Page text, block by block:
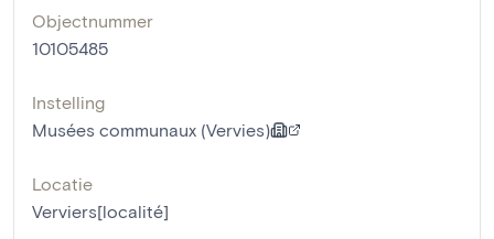
Objectnummer
10105485
Instelling
Musées communaux (Vervies)
Locatie
Verviers[localité]